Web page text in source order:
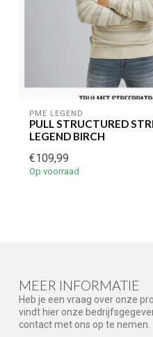
PME LEGEND
PULL STRUCTURED
LEGEND BIRCH
€109,99
Op voorraad
MEER INFORMATIE
Heb je een vraag over onze
vindt hier onze
contact met ons op te nemen.